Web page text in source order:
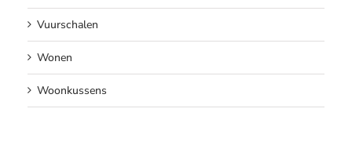
Vuurschalen
Wonen
Woonkussens